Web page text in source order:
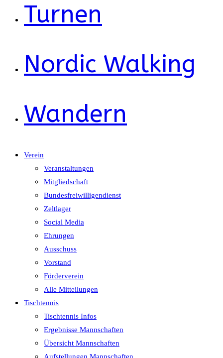
Turnen
Nordic Walking
Wandern
Verein
Veranstaltungen
Mitgliedschaft
Bundesfreiwilligendienst
Zeltlager
Social Media
Ehrungen
Ausschuss
Vorstand
Förderverein
Alle Mitteilungen
Tischtennis
Tischtennis Infos
Ergebnisse Mannschaften
Übersicht Mannschaften